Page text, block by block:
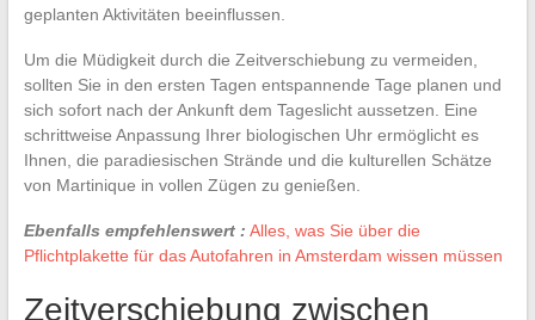
geplanten Aktivitäten beeinflussen.
Um die Müdigkeit durch die Zeitverschiebung zu vermeiden,
sollten Sie in den ersten Tagen entspannende Tage planen und
sich sofort nach der Ankunft dem Tageslicht aussetzen. Eine
schrittweise Anpassung Ihrer biologischen Uhr ermöglicht es
Ihnen, die paradiesischen Strände und die kulturellen Schätze
von Martinique in vollen Zügen zu genießen.
Ebenfalls empfehlenswert : Alles, was Sie über die
Pflichtplakette für das Autofahren in Amsterdam wissen müssen
Zeitverschiebung zwischen